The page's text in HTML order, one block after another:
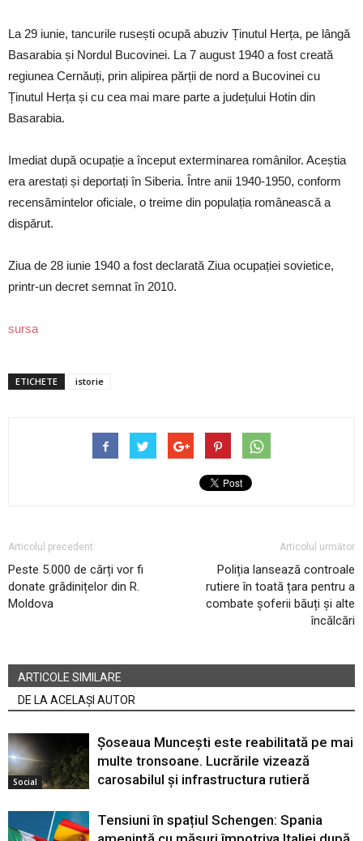
La 29 iunie, tancurile rusești ocupă abuziv Ținutul Herța, pe lângă
Basarabia și Nordul Bucovinei. La 7 august 1940 a fost creată
regiunea Cernăuți, prin alipirea părții de nord a Bucovinei cu
Ținutul Herța și cu cea mai mare parte a județului Hotin din
Basarabia.
Imediat după ocupație a început exterminarea românilor. Aceștia
era arestați și deportați în Siberia. Între anii 1940-1950, conform
recensămintelor oficiale, o treime din populația românească a
dispărut.
Ziua de 28 iunie 1940 a fost declarată Ziua ocupației sovietice,
printr-un decret semnat în 2010.
sursa
ETICHETE istorie
Articolul precedent
Peste 5.000 de cărți vor fi
donate grădinițelor din R.
Moldova
Articolul următor
Poliția lansează controale
rutiere în toată țara pentru a
combate șoferii băuți și alte
încălcări
ARTICOLE SIMILARE
DE LA ACELAȘI AUTOR
Social
Șoseaua Muncești este reabilitată pe mai
multe tronsoane. Lucrările vizează
carosabilul și infrastructura rutieră
Tensiuni în spațiul Schengen: Spania